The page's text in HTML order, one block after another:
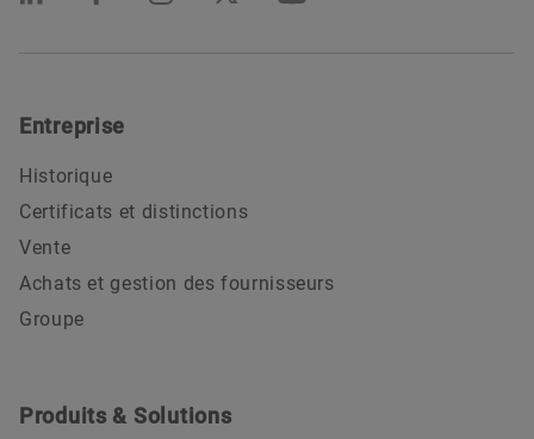
Entreprise
Historique
Certificats et distinctions
Vente
Achats et gestion des fournisseurs
Groupe
Produits & Solutions